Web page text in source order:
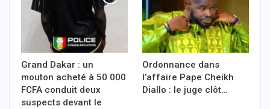
Grand Dakar : un
mouton acheté à 50 000
FCFA conduit deux
suspects devant le
Ordonnance dans
l’affaire Pape Cheikh
Diallo : le juge clôt…